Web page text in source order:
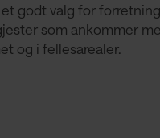
godt valg for
som ankommer
og i fellesarealer.